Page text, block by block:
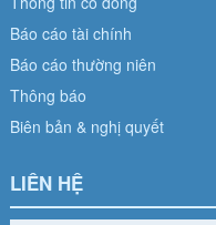
Báo cáo tài chính
Báo cáo thường niên
Thông báo
Biên bản & nghị quyết
LIÊN HỆ